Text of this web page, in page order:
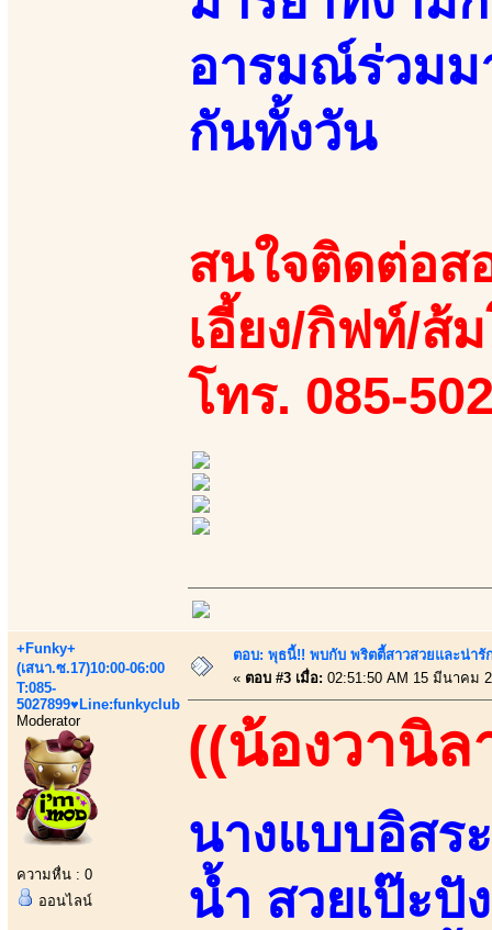
อารมณ์ร่วมม
กันทั้งวัน
สนใจติดต่อส
เอี้ยง/กิฟท์/ส้
โทร. 085-
+Funky+
(เสนา.ซ.17)10:00-06:00
T:085-
5027899♥Line:funkyclub
Moderator
ความหื่น : 0
ออนไลน์
ตอบ: พุธนี้!! พบกับ พริตตี้สาวสวยและน่า
« ตอบ #3 เมื่อ: 02:51:50 AM 15 มีนาคม
((น้องวานิล
นางแบบอิสร
น้ำ สวยเป๊ะปั